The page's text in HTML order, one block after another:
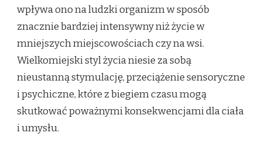
wpływa ono na ludzki organizm w sposób
znacznie bardziej intensywny niż życie w
mniejszych miejscowościach czy na wsi.
Wielkomiejski styl życia niesie za sobą
nieustanną stymulację, przeciążenie sensoryczne
i psychiczne, które z biegiem czasu mogą
skutkować poważnymi konsekwencjami dla ciała
i umysłu.